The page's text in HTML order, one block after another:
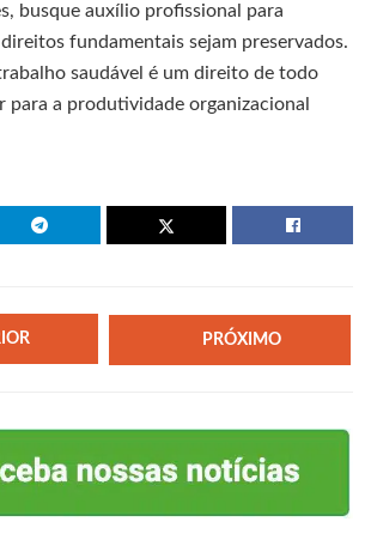
busque auxílio profissional para
fundamentais sejam preservados.
saudável é um direito de todo
para a produtividade organizacional
PRÓXIMO